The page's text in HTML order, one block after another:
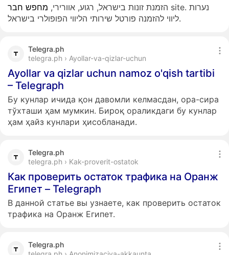
הזמנת זונות בישראל, רגוע, אוורירי, מחפש חבר
site. נערות
ליווי להזמנה פורטל שירותי הליווי הפופולרי בישראל.
Telegra.ph
telegra.ph › Ayollar-va-qizlar-uchun
Ayollar va qizlar uchun namoz o'qish tartibi
– Telegraph
Бу кунлар ичида қон давомли келмасдан, ора-сира
тўхташи ҳам мумкин. Бироқ ораликдаги бу кунлар
ҳам ҳайз кунлари ҳисобланади.
Telegra.ph
telegra.ph › Kak-proverit-ostatok
Как проверить остаток трафика на Оранж
Египет – Telegraph
В данной статье вы узнаете, как проверить остаток
трафика на Оранж Египет.
Telegra.ph